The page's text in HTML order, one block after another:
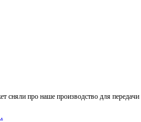
сняли про наше производство для